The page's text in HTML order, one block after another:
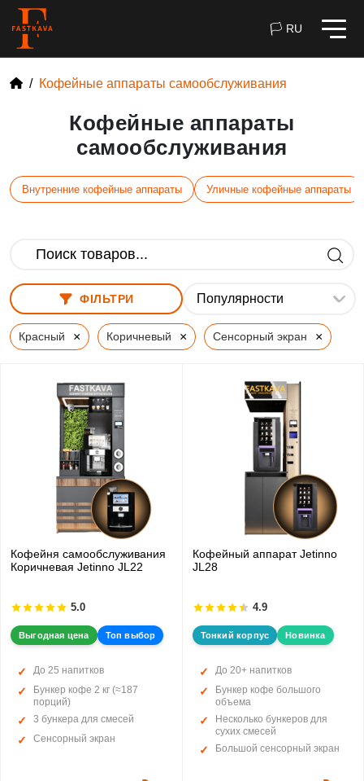
🏳 RU
Кофейные аппараты самообслуживания
Кофейные аппараты
самообслуживания
Внутренние кофейные аппараты Уличные кофейные аппараты
ФІЛЬТРИ
Красный × Коричневый × Сенсорный экран ×
Кофейня самообслуживания
Коричневая Jetinno JL22
5.0
Выгодная цена Топ выбор
До 25 напитков
Бункер кофе 2 кг (≈187
порций)
3 бункера для смесей
Сенсорный экран
Кофейный аппарат Jetinno
JL28
4.9
Тонкий корпус Новинка
До 20+ напитков
Бункер кофе большого
объема
Несколько бункеров для
сухих смесей
Большой сенсорный экран